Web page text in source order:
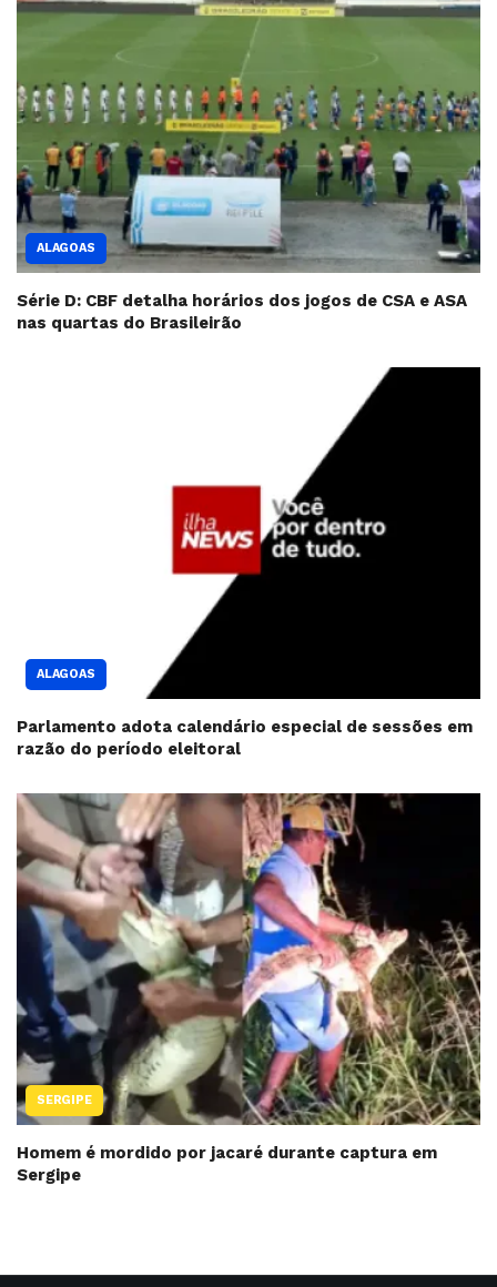
ALAGOAS
Série D: CBF detalha horários dos jogos de CSA e ASA
nas quartas do Brasileirão
ALAGOAS
Parlamento adota calendário especial de sessões em
razão do período eleitoral
SERGIPE
Homem é mordido por jacaré durante captura em
Sergipe